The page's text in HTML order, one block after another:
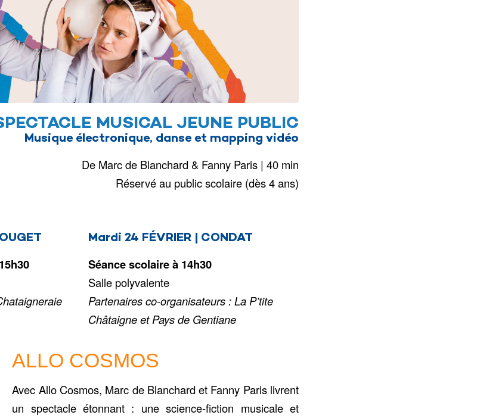
MUSICAL JEUNE PUBLIC
Musique électronique, danse et mapping vidéo
De Marc de Blanchard & Fanny Paris | 40 min
Réservé au public scolaire (dès 4 ans)
Mardi 24 FÉVRIER | CONDAT
Séance scolaire à 14h30
Salle polyvalente
Partenaires co-organisateurs : La P’tite
Châtaigne et Pays de Gentiane
ALLO COSMOS
Avec Allo Cosmos, Marc de Blanchard et Fanny Paris livrent
un spectacle étonnant : une science-fiction musicale et